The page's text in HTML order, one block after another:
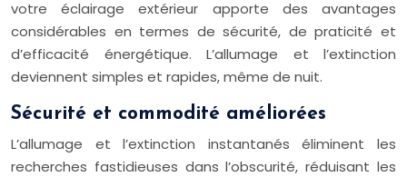
votre éclairage extérieur apporte des avantages
considérables en termes de sécurité, de praticité et
d’efficacité énergétique. L’allumage et l’extinction
deviennent simples et rapides, même de nuit.
Sécurité et commodité améliorées
L’allumage et l’extinction instantanés éliminent les
recherches fastidieuses dans l’obscurité, réduisant les